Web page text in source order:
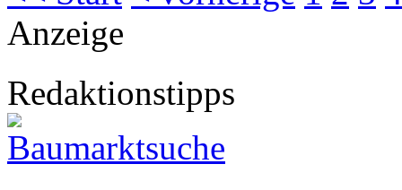
Anzeige
Redaktionstipps